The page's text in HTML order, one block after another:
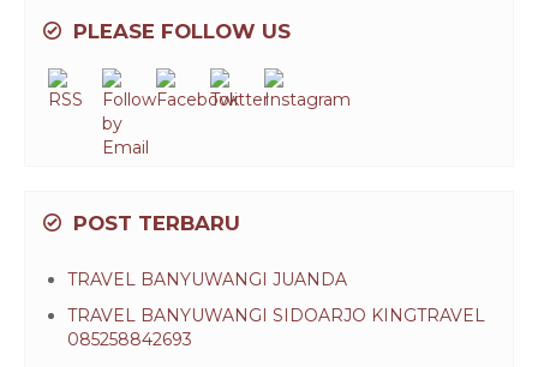
PLEASE FOLLOW US
POST TERBARU
TRAVEL BANYUWANGI JUANDA
TRAVEL BANYUWANGI SIDOARJO KINGTRAVEL
085258842693